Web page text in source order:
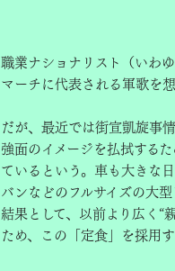
職業ナショナリスト（いわ
マーチに代表される軍歌を
だが、最近では街宣凱旋事
強面のイメージを払拭する
ているという。車も大きな
バンなどのフルサイズの大
結果として、以前より広く“
ため、この「定食」を採用